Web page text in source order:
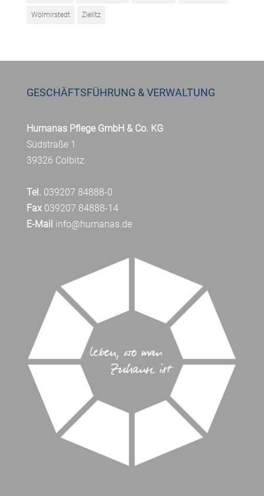
Wolmirstedt Zielitz
GESCHÄFTSFÜHRUNG & VERWALTUNG
Humanas Pflege GmbH & Co. KG
Südstraße 1
39326 Colbitz
Tel. 039207 84888-0
Fax039207 84888-14
E-Mail info@humanas.de